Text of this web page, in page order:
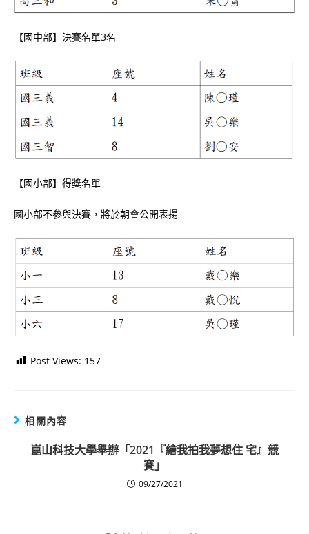
【國中部】決賽名單3名
【國小部】得獎名單
國小部不參與決賽，將於朝會公開表揚
Post Views: 157
相關內容
崑山科技大學舉辦「2021『繪我拍我夢想住 宅』競
賽」
09/27/2021